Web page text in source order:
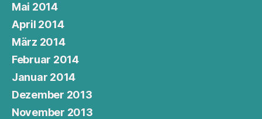
Mai 2014
April 2014
März 2014
Februar 2014
Januar 2014
Dezember 2013
November 2013